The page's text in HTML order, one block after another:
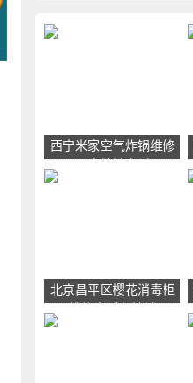
西宁米家空气炸锅维修
网点地址电话
北京昌平区樱花消毒柜
维修电话和地址